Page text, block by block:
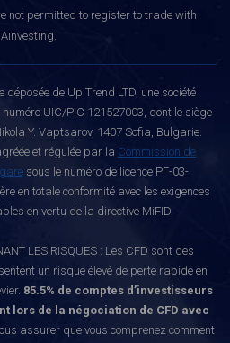
not permitted to register to trade with
Ainvesting.
déposée de Up Trend LTD, une société
UIC/PIC 121527003, dont le siège
Y. Vaptsarov, 1407 Sofia, Bulgarie.
et régulée par la Commission de
sous le numéro de licence РГ-03-
en totale conformité avec les exigences
en vertu de la directive MiFID.
LES RISQUES : Les CFD sont des
un risque élevé de perte rapide en
85.5% de comptes d’investisseurs
lors de la négociation de CFD avec
assurer que vous comprenez comment